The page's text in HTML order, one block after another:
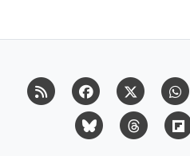
RSS FacebookX
Bluesky